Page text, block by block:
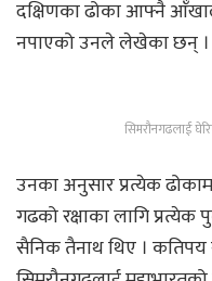
दक्षिणका ढोका आफ्नै
नपाएको उनले लेखेका छन् ।
सिमरौनगढलाई
उनका अनुसार प्रत्येक
गढको रक्षाका लागि
सैनिक तैनाथ थिए । कतिपय